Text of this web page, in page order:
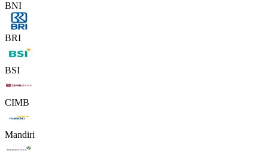
BNI
BRI
BSI
CIMB
Mandiri